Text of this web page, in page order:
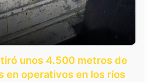
unos 4.500 metros de
en operativos en los ríos